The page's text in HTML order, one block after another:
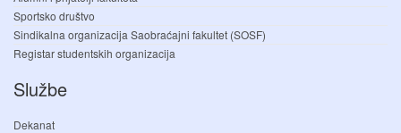
Sportsko društvo
Sindikalna organizacija Saobraćajni fakultet (SOSF)
Registar studentskih organizacija
Službe
Dekanat